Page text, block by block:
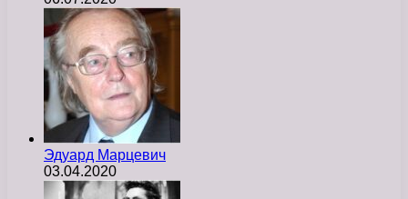
Эдуард Марцевич
03.04.2020